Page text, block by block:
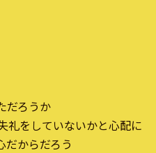
だろうか
礼をしていないかと心配に
だからだろう